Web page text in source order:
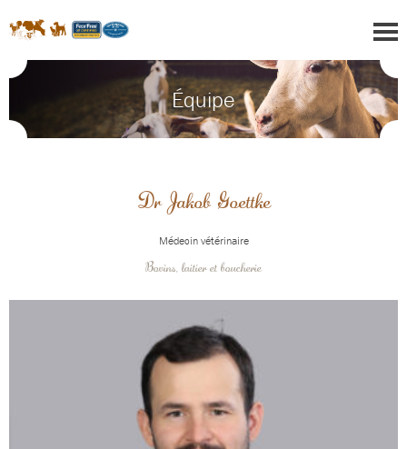
Équipe
Dr Jakob Goettke
Médecin vétérinaire
Bovins, laitier et boucherie